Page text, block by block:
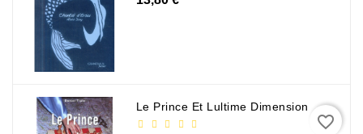
Le Prince Et Lultime Dimension
favorite_border